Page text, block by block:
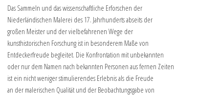
Das Sammeln und das wissenschaftliche Erforschen der
Niederländischen Malerei des 17. Jahrhunderts abseits der
großen Meister und der vielbefahrenen Wege der
kunsthistorischen Forschung ist in besonderem Maße von
Entdeckerfreude begleitet. Die Konfrontation mit unbekannten
oder nur dem Namen nach bekannten Personen aus fernen Zeiten
ist ein nicht weniger stimulierendes Erlebnis als die Freude
an der malerischen Qualität und der Beobachtungsgabe von